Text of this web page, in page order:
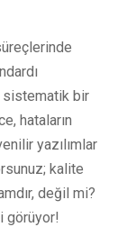
sistematik bir
hataların
yazılımlar
kalite
değil mi?
görüyor!